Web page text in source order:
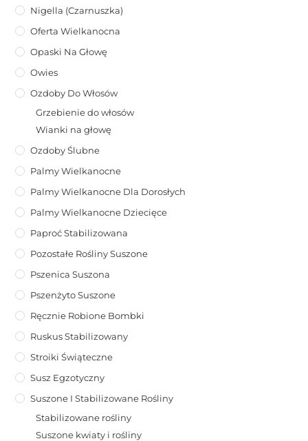
Nigella (Czarnuszka)
Oferta Wielkanocna
Opaski Na Głowę
Owies
Ozdoby Do Włosów
Grzebienie do włosów
Wianki na głowę
Ozdoby Ślubne
Palmy Wielkanocne
Palmy Wielkanocne Dla Dorosłych
Palmy Wielkanocne Dziecięce
Paproć Stabilizowana
Pozostałe Rośliny Suszone
Pszenica Suszona
Pszenżyto Suszone
Ręcznie Robione Bombki
Ruskus Stabilizowany
Stroiki Świąteczne
Susz Egzotyczny
Suszone I Stabilizowane Rośliny
Stabilizowane rośliny
Suszone kwiaty i rośliny